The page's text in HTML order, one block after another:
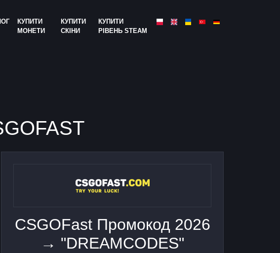
КУПИТИ
МОНЕТИ
КУПИТИ
СКІНИ
КУПИТИ
РІВЕНЬ STEAM
CSGOFast Промокод 2026
→ "DREAMCODES"